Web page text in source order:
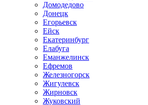
Домодедово
Донецк
Егорьевск
Ейск
Екатеринбург
Елабуга
Еманжелинск
Ефремов
Железногорск
Жигулевск
Жирновск
Жуковский